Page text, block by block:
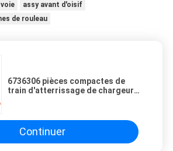
assy avant d'oisif
de rouleau
6736306 pièces compactes de
train d'atterrissage de chargeur
Continuer